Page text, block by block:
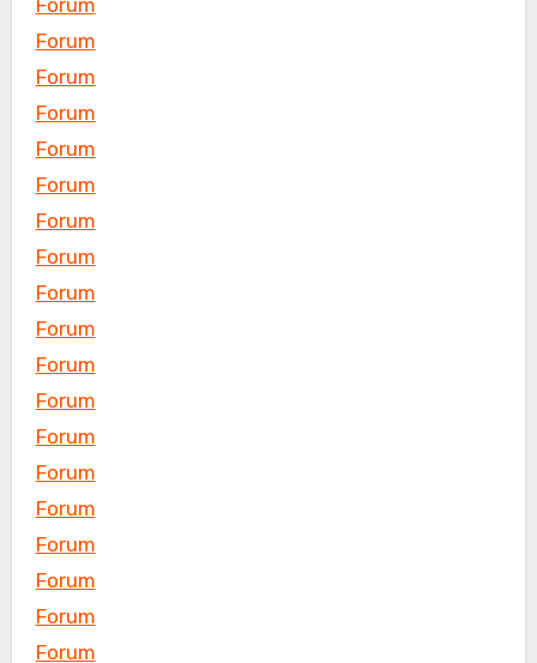
Forum
Forum
Forum
Forum
Forum
Forum
Forum
Forum
Forum
Forum
Forum
Forum
Forum
Forum
Forum
Forum
Forum
Forum
Forum